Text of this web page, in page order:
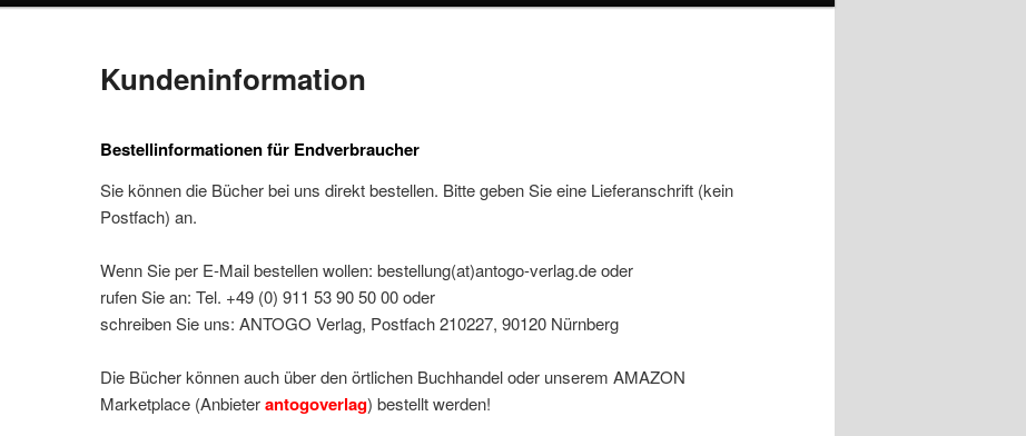
Kundeninformation
Bestellinformationen für Endverbraucher
Sie können die Bücher bei uns direkt bestellen. Bitte geben Sie eine Lieferanschrift (kein
Postfach) an.
Wenn Sie per E-Mail bestellen wollen: bestellung(at)antogo-verlag.de oder
rufen Sie an: Tel. +49 (0) 911 53 90 50 00 oder
schreiben Sie uns: ANTOGO Verlag, Postfach 210227, 90120 Nürnberg
Die Bücher können auch über den örtlichen Buchhandel oder unserem AMAZON
Marketplace (Anbieterantogoverlag) bestellt werden!